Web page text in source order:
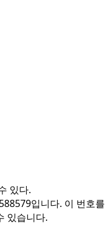
있다.
입니다. 이 번호를
있습니다.